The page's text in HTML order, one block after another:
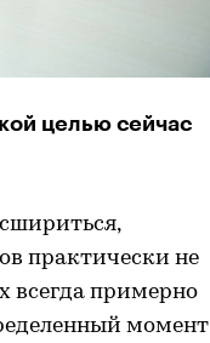
целью сейчас
практически не
всегда примерно
момент